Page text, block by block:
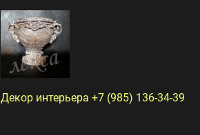
Декор интерьера +7 (985) 136-34-39